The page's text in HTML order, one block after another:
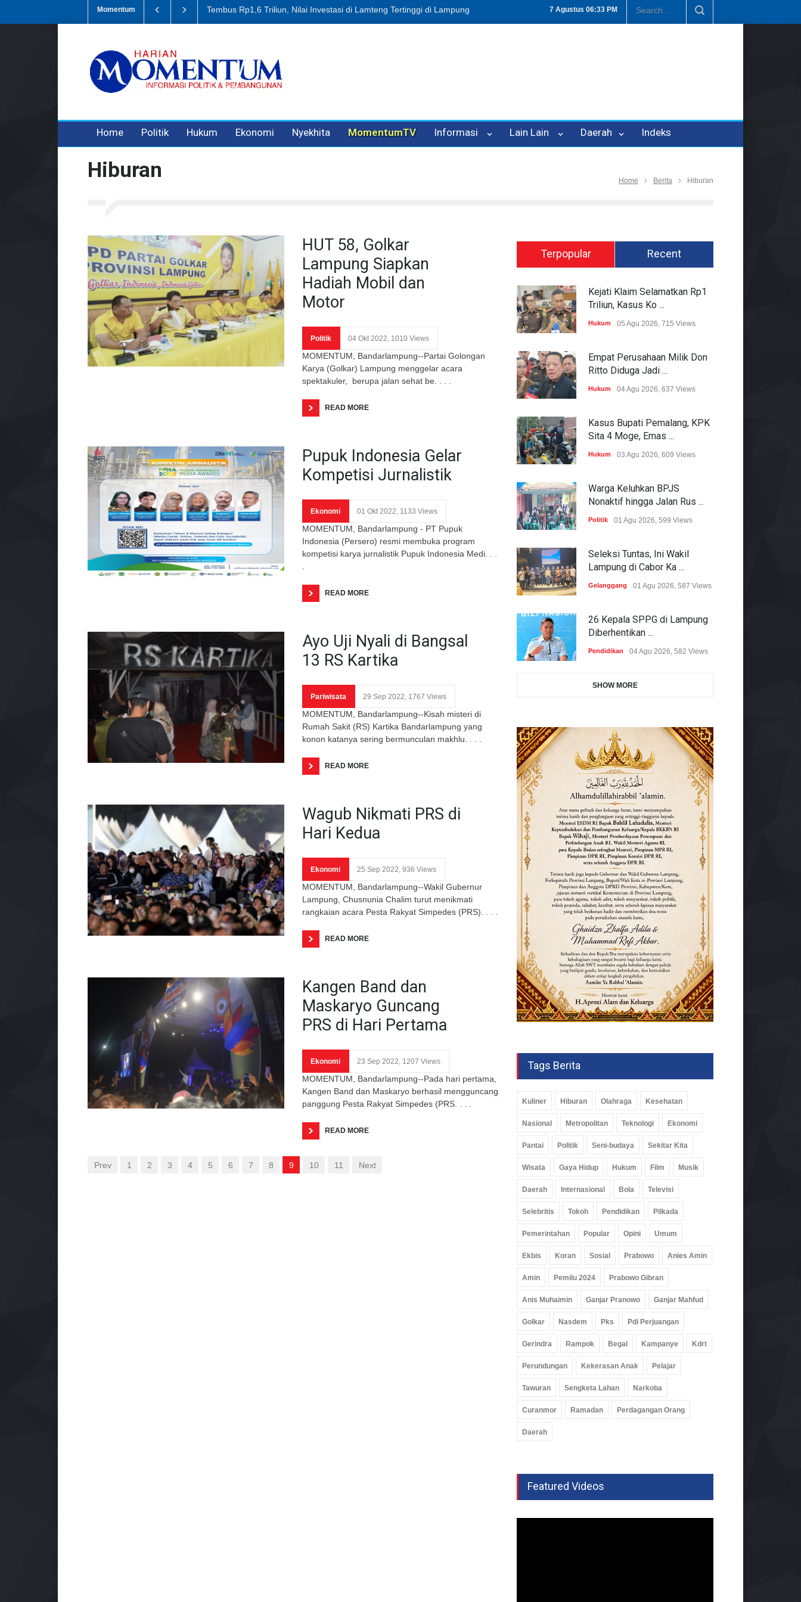
7 Agustus 06:33 PM
Momentum
Nilai Investasi di Lamteng Tertinggi di Lampung Korupsi Retribusi Sampah, Eks Bendahara Pembantu DLH Divonis 5 Tahun Dugaan Penipuan Oleh Oknum Kadis, Kuasa Hukum Pelapor Desak Polisi
Home Politik Hukum Ekonomi Nyekhita MomentumTV Informasi Lain Lain Daerah Indeks
Hiburan Home Berita Hiburan
HUT 58, Golkar
Lampung Siapkan
Hadiah Mobil dan
Motor
Politik 04 Okt 2022, 1010 Views
MOMENTUM, Bandarlampung--Partai Golongan
Karya (Golkar) Lampung menggelar acara
spektakuler, berupa jalan sehat be. . . .
READ MORE
Pupuk Indonesia Gelar
Kompetisi Jurnalistik
Ekonomi 01 Okt 2022, 1133 Views
MOMENTUM, Bandarlampung - PT Pupuk
Indonesia (Persero) resmi membuka program
kompetisi karya jurnalistik Pupuk Indonesia Medi. . .
READ MORE
Ayo Uji Nyali di Bangsal
13 RS Kartika
Pariwisata 29 Sep 2022, 1767 Views
MOMENTUM, Bandarlampung--Kisah misteri di
Rumah Sakit (RS) Kartika Bandarlampung yang
konon katanya sering bermunculan makhlu. . . .
READ MORE
Wagub Nikmati PRS di
Hari Kedua
Ekonomi 25 Sep 2022, 936 Views
MOMENTUM, Bandarlampung--Wakil Gubernur
Lampung, Chusnunia Chalim turut menikmati
rangkaian acara Pesta Rakyat Simpedes (PRS). . . .
READ MORE
Kangen Band dan
Maskaryo Guncang
PRS di Hari Pertama
Ekonomi 23 Sep 2022, 1207 Views
MOMENTUM, Bandarlampung--Pada hari pertama,
Kangen Band dan Maskaryo berhasil mengguncang
panggung Pesta Rakyat Simpedes (PRS. . . .
READ MORE
Prev 1 2 3 4 5 6 7 8 9 10 11 Next
Terpopular Recent
Kejati Klaim Selamatkan Rp1
Triliun, Kasus Ko ...
Hukum 05 Agu 2026, 715 Views
Empat Perusahaan Milik Don
Ritto Diduga Jadi ...
Hukum 04 Agu 2026, 637 Views
Kasus Bupati Pemalang, KPK
Sita 4 Moge, Emas ...
Hukum 03 Agu 2026, 609 Views
Warga Keluhkan BPJS
Nonaktif hingga Jalan Rus ...
Politik 01 Agu 2026, 599 Views
Seleksi Tuntas, Ini Wakil
Lampung di Cabor Ka ...
Gelanggang 01 Agu 2026, 587 Views
26 Kepala SPPG di Lampung
Diberhentikan ...
Pendidikan 04 Agu 2026, 582 Views
SHOW MORE
Tags Berita
Kuliner Hiburan Olahraga Kesehatan
Nasional Metropolitan Teknologi Ekonomi
Pantai Politik Seni-budaya Sekitar Kita
Wisata Gaya Hidup Hukum Film Musik
Daerah Internasional Bola Televisi
Selebritis Tokoh Pendidikan Pilkada
Pemerintahan Popular Opini Umum
Ekbis Koran Sosial Prabowo Anies Amin
Amin Pemilu 2024 Prabowo Gibran
Anis Muhaimin Ganjar Pranowo Ganjar Mahfud
Golkar Nasdem Pks Pdi Perjuangan
Gerindra Rampok Begal Kampanye Kdrt
Perundungan Kekerasan Anak Pelajar
Tawuran Sengketa Lahan Narkoba
Curanmor Ramadan Perdagangan Orang
Daerah
Featured Videos